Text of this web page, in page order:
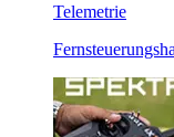
Telemetrie